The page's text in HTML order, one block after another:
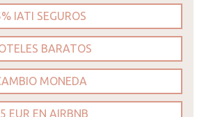
IATI SEGUROS
BARATOS
MONEDA
EUR EN AIRBNB